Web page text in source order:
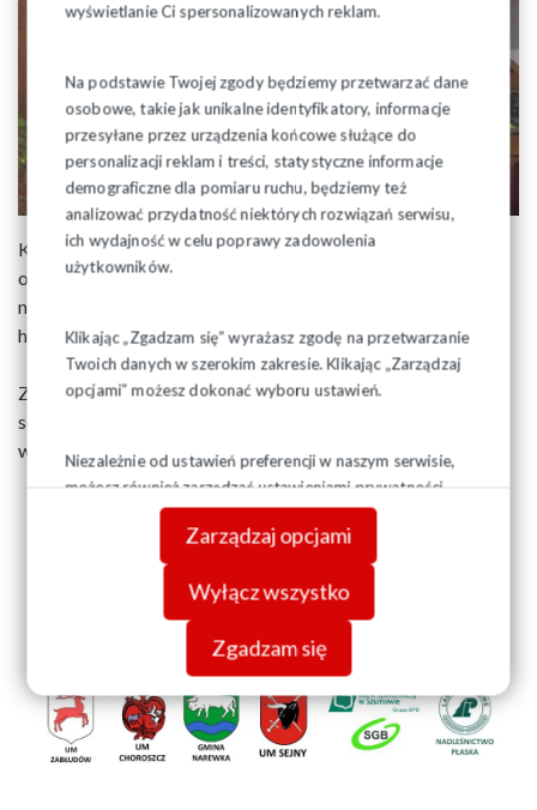
wyświetlanie Ci spersonalizowanych reklam.
Na podstawie Twojej zgody będziemy przetwarzać dane
osobowe, takie jak unikalne identyfikatory, informacje
przesyłane przez urządzenia końcowe służące do
personalizacji reklam i treści, statystyczne informacje
demograficzne dla pomiaru ruchu, będziemy też
analizować przydatność niektórych rozwiązań serwisu,
ich wydajność w celu poprawy zadowolenia
użytkowników.
Klikając „Zgadzam się” wyrażasz zgodę na przetwarzanie
Twoich danych w szerokim zakresie. Klikając „Zarządzaj
opcjami” możesz dokonać wyboru ustawień.
Niezależnie od ustawień preferencji w naszym serwisie,
możesz również zarządzać ustawieniami prywatności
swojej przeglądarki. Więcej informacji o przetwarzaniu
danych znajdziesz wPolityce prywatności.
Zarządzaj opcjami
Wyłącz wszystko
Zgadzam się
Kultywowanie Święta Niepodległości jest naszym
obowiązkiem, naszym obowiązkiem jest też przekazywanie
następnym pokoleniom tego, co najważniejsze w polskiej
historii.
Zarząd Regionu Podlaskiego NSZZ "Solidarność" składa
serdeczne podziękowania wszystkim sponsorom, którzy
wspomogli realizację tego przedsięwzięcia.